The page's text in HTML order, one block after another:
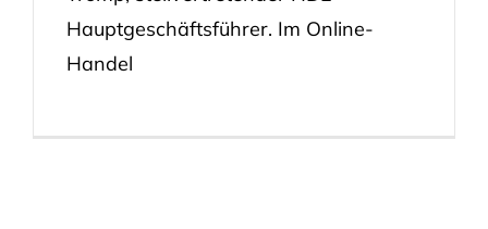
Hauptgeschäftsführer. Im Online-
Handel